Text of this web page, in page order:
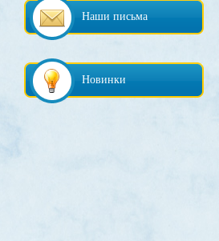
Наши письма
Новинки